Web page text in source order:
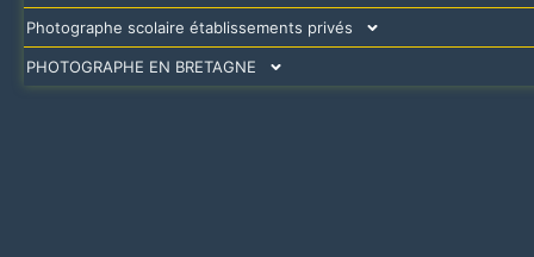
Photographe scolaire établissements privés
PHOTOGRAPHE EN BRETAGNE